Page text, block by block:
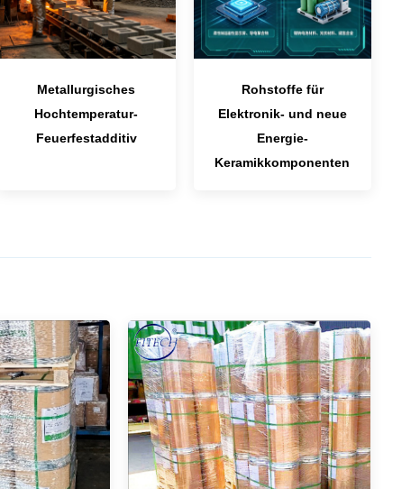
Metallurgisches
Hochtemperatur-
Feuerfestadditiv
Rohstoffe für
Elektronik- und neue
Energie-
Keramikkomponenten